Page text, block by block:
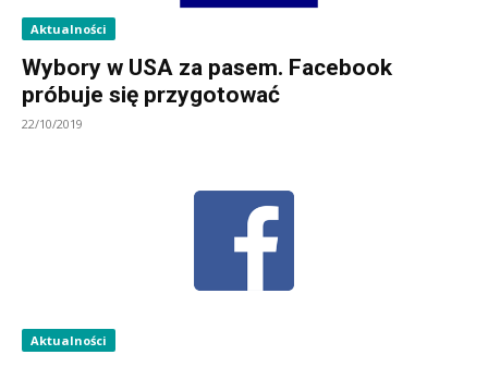
Aktualności
Wybory w USA za pasem. Facebook
próbuje się przygotować
22/10/2019
Aktualności